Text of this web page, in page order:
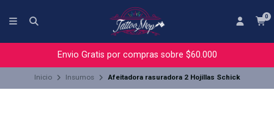
0
Envio Gratis por compras sobre $60.000
Inicio Insumos Afeitadora rasuradora 2 Hojillas Schick